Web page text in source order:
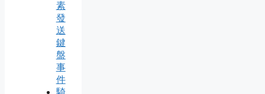
素
發
送
鍵
盤
事
件